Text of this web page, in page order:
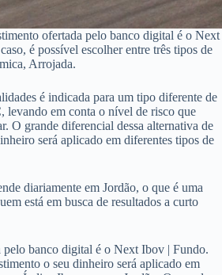
ofertada pelo banco digital é o Next
é possível escolher entre três tipos de
Arrojada.
é indicada para um tipo diferente de
levando em conta o nível de risco que
O grande diferencial dessa alternativa de
será aplicado em diferentes tipos de
diariamente em Jordão, o que é uma
está em busca de resultados a curto
pelo banco digital é o Next Ibov | Fundo.
o seu dinheiro será aplicado em